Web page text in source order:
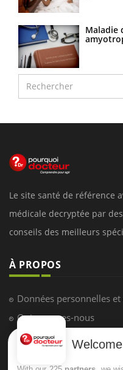
Maladie
Le site santé de référence
médicale decryptée par
conseils des meilleurs
À PROPOS
Données personnelles
Qui sommes-nous
Conditions d'utilisation
Welcome